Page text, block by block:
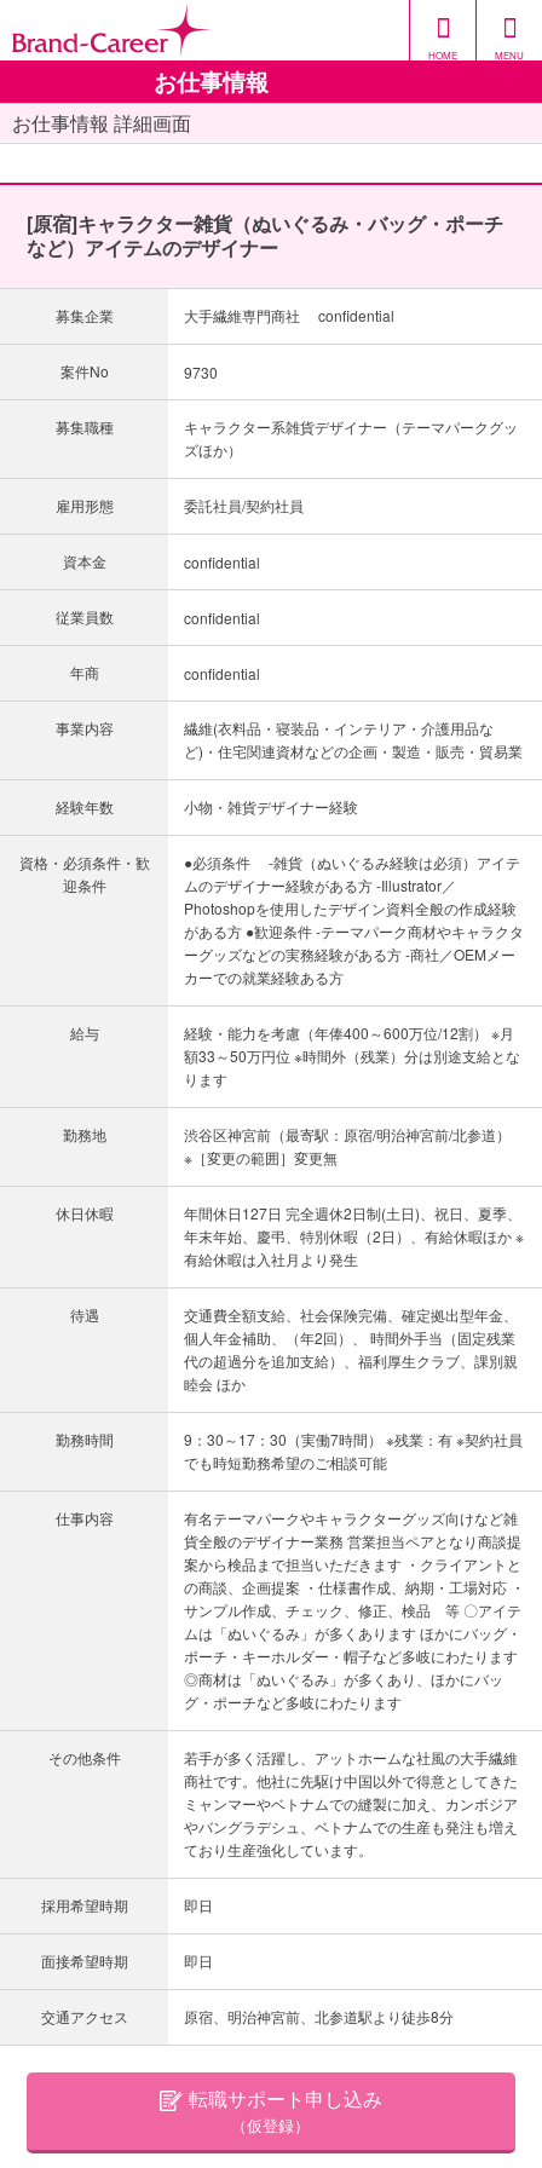
HOME MENU
お仕事情報
お仕事情報 詳細画面
[原宿]キャラクター雑貨（ぬいぐるみ・バッグ・ポーチ
など）アイテムのデザイナー
募集企業 大手繊維専門商社 confidential
案件No 9730
募集職種
キャラクター系雑貨デザイナー（テーマパークグッ
ズほか）
雇用形態 委託社員/契約社員
資本金 confidential
従業員数 confidential
年商 confidential
事業内容
繊維(衣料品・寝装品・インテリア・介護用品な
ど)・住宅関連資材などの企画・製造・販売・貿易業
経験年数 小物・雑貨デザイナー経験
資格・必須条件・歓
迎条件
●必須条件 -雑貨（ぬいぐるみ経験は必須）アイテ
ムのデザイナー経験がある方 -Illustrator／
Photoshopを使用したデザイン資料全般の作成経験
がある方 ●歓迎条件 -テーマパーク商材やキャラクタ
ーグッズなどの実務経験がある方 -商社／OEMメー
カーでの就業経験ある方
給与
経験・能力を考慮（年俸400～600万位/12割） ※月
額33～50万円位 ※時間外（残業）分は別途支給とな
ります
勤務地
渋谷区神宮前（最寄駅：原宿/明治神宮前/北参道）
※［変更の範囲］変更無
休日休暇
年間休日127日 完全週休2日制(土日)、祝日、夏季、
年末年始、慶弔、特別休暇（2日）、有給休暇ほか ※
有給休暇は入社月より発生
待遇
交通費全額支給、社会保険完備、確定拠出型年金、
個人年金補助、（年2回）、 時間外手当（固定残業
代の超過分を追加支給）、福利厚生クラブ、課別親
睦会 ほか
勤務時間
9：30～17：30（実働7時間） ※残業：有 ※契約社員
でも時短勤務希望のご相談可能
仕事内容
有名テーマパークやキャラクターグッズ向けなど雑
貨全般のデザイナー業務 営業担当ペアとなり商談提
案から検品まで担当いただきます ・クライアントと
の商談、企画提案 ・仕様書作成、納期・工場対応 ・
サンプル作成、チェック、修正、検品 等 〇アイテ
ムは「ぬいぐるみ」が多くあります ほかにバッグ・
ポーチ・キーホルダー・帽子など多岐にわたります
◎商材は「ぬいぐるみ」が多くあり、ほかにバッ
グ・ポーチなど多岐にわたります
その他条件
若手が多く活躍し、アットホームな社風の大手繊維
商社です。他社に先駆け中国以外で得意としてきた
ミャンマーやベトナムでの縫製に加え、カンボジア
やバングラデシュ、ベトナムでの生産も発注も増え
ており生産強化しています。
採用希望時期 即日
面接希望時期 即日
交通アクセス 原宿、明治神宮前、北参道駅より徒歩8分
転職サポート申し込み
（仮登録）